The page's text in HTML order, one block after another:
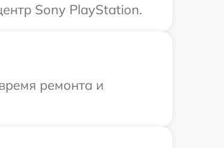
Sony PlayStation.
ремонта и